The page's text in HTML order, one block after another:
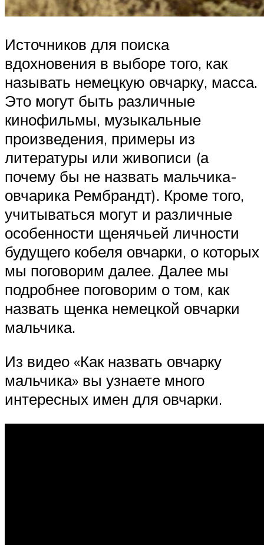
Источников для поиска
вдохновения в выборе того, как
называть немецкую овчарку, масса.
Это могут быть различные
кинофильмы, музыкальные
произведения, примеры из
литературы или живописи (а
почему бы не назвать мальчика-
овчарика Рембрандт). Кроме того,
учитываться могут и различные
особенности щенячьей личности
будущего кобеля овчарки, о которых
мы поговорим далее. Далее мы
подробнее поговорим о том, как
назвать щенка немецкой овчарки
мальчика.
Из видео «Как назвать овчарку
мальчика» вы узнаете много
интересных имен для овчарки.